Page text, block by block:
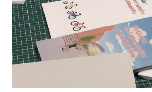
le journal des diplômé·es 2025